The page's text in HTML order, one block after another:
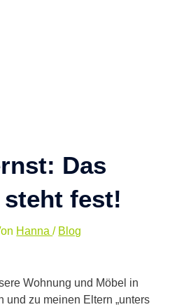
Das
fest!
Hanna/ Blog
Wohnung und Möbel in
und zu meinen Eltern „unters